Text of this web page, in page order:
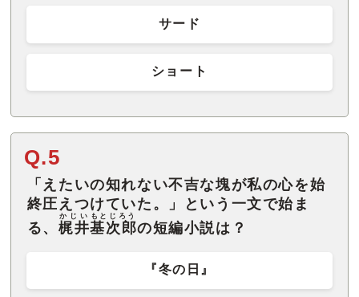
サード
ショート
Q.5
「えたいの知れない不吉な塊が私の心を始
終圧えつけていた。」という一文で始ま
る、 梶井
かじい
基次郎
もとじろう
の短編小説は？
『冬の日』